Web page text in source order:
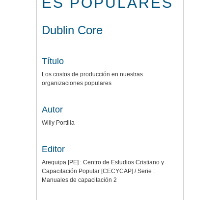
Dublin Core
Título
Los costos de producción en nuestras
organizaciones populares
Autor
Willy Portilla
Editor
Arequipa [PE] : Centro de Estudios Cristiano y
Capacitación Popular [CECYCAP] / Serie :
Manuales de capacitación 2